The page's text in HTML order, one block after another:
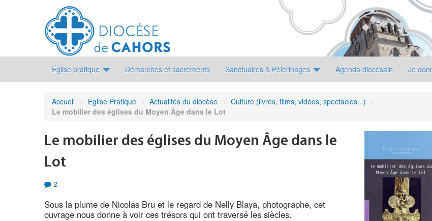
Église pratique Démarches et sacrements Sanctuaires & Pélerinages Agenda diocésain Je
Accueil > Eglise Pratique > Actualités du diocèse > Culture (livres, films, vidéos, spectacles...) >
Le mobilier des églises du Moyen Âge dans le Lot
Le mobilier des églises du Moyen Âge dans le
Lot
2
Sous la plume de Nicolas Bru et le regard de Nelly Blaya, photographe, cet
ouvrage nous donne à voir ces trésors qui ont traversé les siècles.